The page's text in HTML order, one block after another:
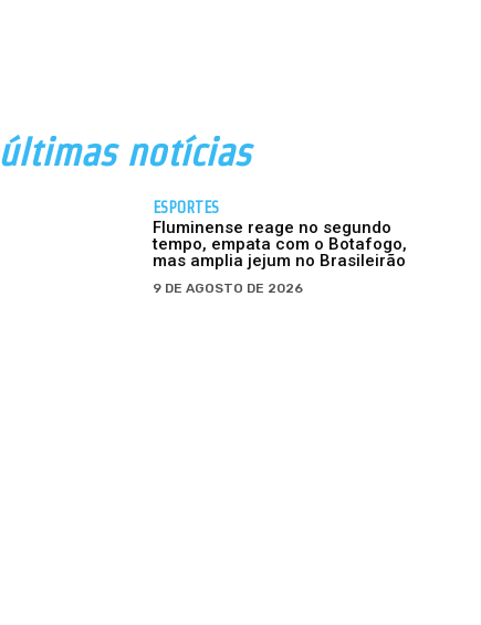
últimas notícias
ESPORTES
Fluminense reage no segundo
tempo, empata com o Botafogo,
mas amplia jejum no Brasileirão
9 DE AGOSTO DE 2026